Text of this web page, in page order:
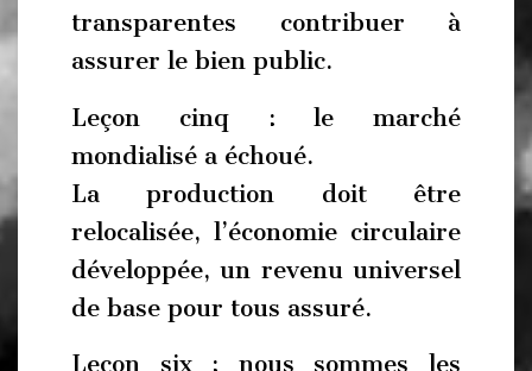
transparentes contribuer à
assurer le bien public.
Leçon cinq : le marché
mondialisé a échoué.
La production doit être
relocalisée, l’économie circulaire
développée, un revenu universel
de base pour tous assuré.
Leçon six : nous sommes les